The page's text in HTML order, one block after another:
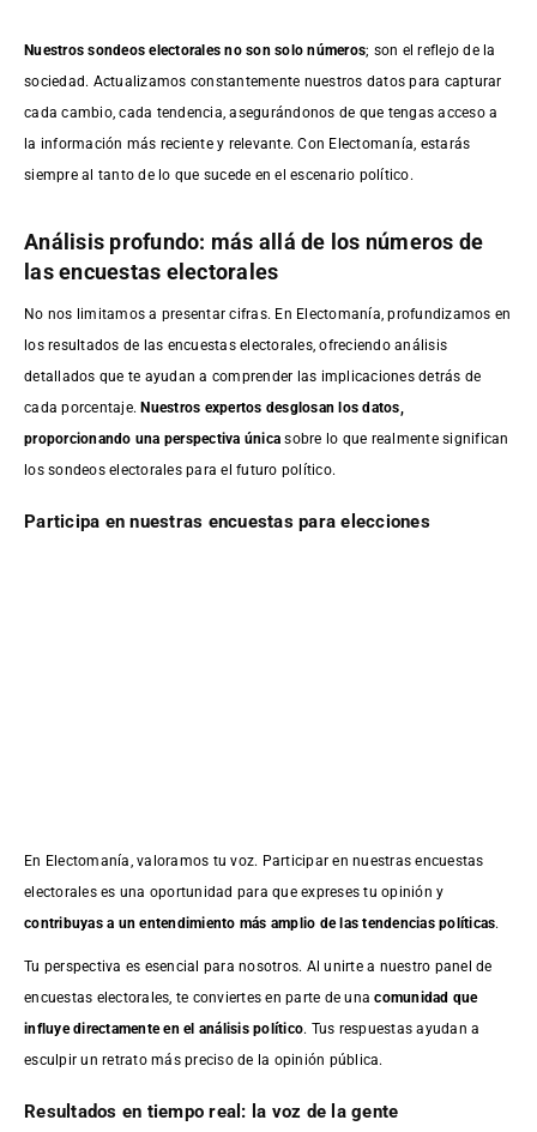
Nuestros sondeos electorales no son solo números; son el reflejo de la
sociedad. Actualizamos constantemente nuestros datos para capturar
cada cambio, cada tendencia, asegurándonos de que tengas acceso a
la información más reciente y relevante. Con Electomanía, estarás
siempre al tanto de lo que sucede en el escenario político.
Análisis profundo: más allá de los números de
las encuestas electorales
No nos limitamos a presentar cifras. En Electomanía, profundizamos en
los resultados de las encuestas electorales, ofreciendo análisis
detallados que te ayudan a comprender las implicaciones detrás de
cada porcentaje. Nuestros expertos desglosan los datos,
proporcionando una perspectiva única sobre lo que realmente significan
los sondeos electorales para el futuro político.
Participa en nuestras encuestas para elecciones
En Electomanía, valoramos tu voz. Participar en nuestras encuestas
electorales es una oportunidad para que expreses tu opinión y
contribuyas a un entendimiento más amplio de las tendencias políticas.
Tu perspectiva es esencial para nosotros. Al unirte a nuestro panel de
encuestas electorales, te conviertes en parte de unacomunidad que
influye directamente en el análisis político. Tus respuestas ayudan a
esculpir un retrato más preciso de la opinión pública.
Resultados en tiempo real: la voz de la gente